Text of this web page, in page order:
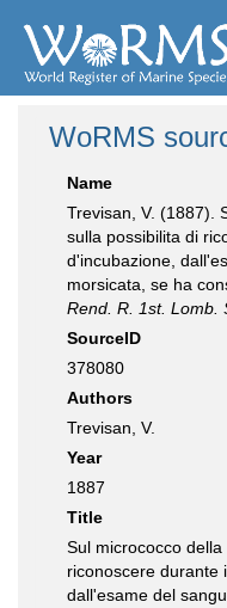
WoRMS
Name
Trevisan, V. (1887).
sulla possibilita di
d'incubazione,
morsicata, se ha
Rend. R. 1st. Lomb.
SourceID
378080
Authors
Trevisan, V.
Year
1887
Title
Sul micrococco
riconoscere durante
dall'esame del